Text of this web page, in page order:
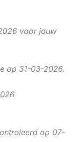
voor jouw
op 31-03-2026.
op 07-